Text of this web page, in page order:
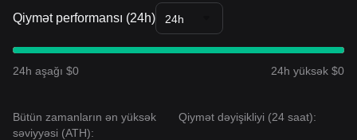
Qiymət performansı (24h) 24h
24h aşağı $0 24h yüksək $0
Bütün zamanların ən yüksək
səviyyəsi (ATH):
Qiymət dəyişikliyi (24 saat):